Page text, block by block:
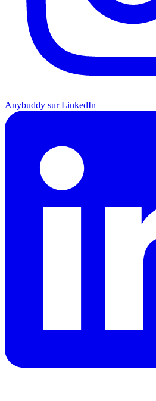
Anybuddy sur LinkedIn